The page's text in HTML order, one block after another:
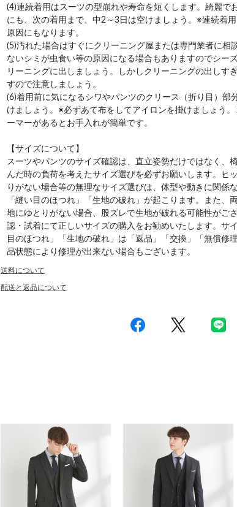
(4)連続着用はスーツの型崩れや寿命を短くします。綺麗で
にも、次の着用まで、中2～3日は空けましょう。※連続着
原因にもなります。
(5)汚れた場合はすぐにクリーニング屋または専門業者に相
ないシミが虫食い等の原因になる場合もありますのでシー
リーニングに出しましょう。しかしクリーニングの出しす
すので注意しましょう。
(6)着用前に気になるシワやパンツのクリース（折り目）部
けましょう。※必ずあて布をしてアイロンを掛けましょう
ーマーがあるとお手入れが簡単です。
【サイズについて】
スーツやパンツのサイズ確認は、直立姿勢だけではなく、
んだ時の負荷を考えたサイズ選びを必ずお願いします。ヒ
りがない場合等の無理なサイズ選びは、体型や動きに関係
「縫い目のほつれ」「生地の破れ」が起こります。また、
地にゆとりがない場合、股ズレで生地が破れる可能性がご
認・試着にて正しいサイズの購入をお勧めいたします。サ
目のほつれ」「生地の破れ」は「返品」「交換」「無償修
品状態により修理が出来ない場合もございます。
送料について
配送と返品について